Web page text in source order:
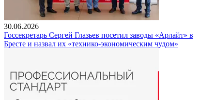
30.06.2026
Госсекретарь Сергей Глазьев посетил заводы «Арлайт» в
Бресте и назвал их «технико-экономическим чудом»